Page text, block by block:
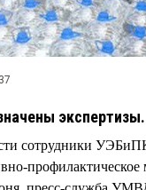
экспертизы.
сотрудники